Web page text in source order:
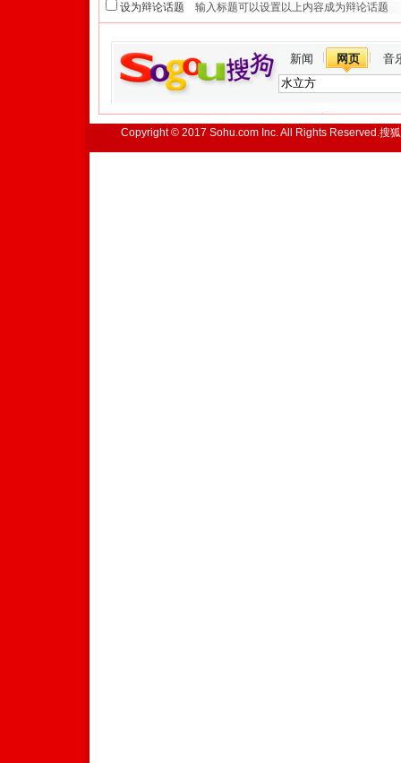
设为辩论话题
新闻 网页 音
Copyright © 2017 Sohu.com Inc. All Rights Reserved.搜